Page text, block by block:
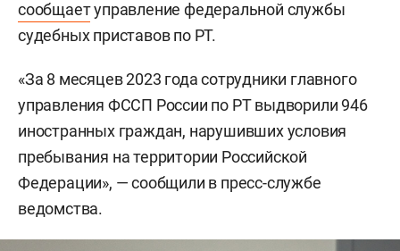
сообщаетуправление федеральной службы
судебных приставов по РТ.
«За 8 месяцев 2023 года сотрудники главного
управления ФССП России по РТ выдворили 946
иностранных граждан, нарушивших условия
пребывания на территории Российской
Федерации», — сообщили в пресс-службе
ведомства.